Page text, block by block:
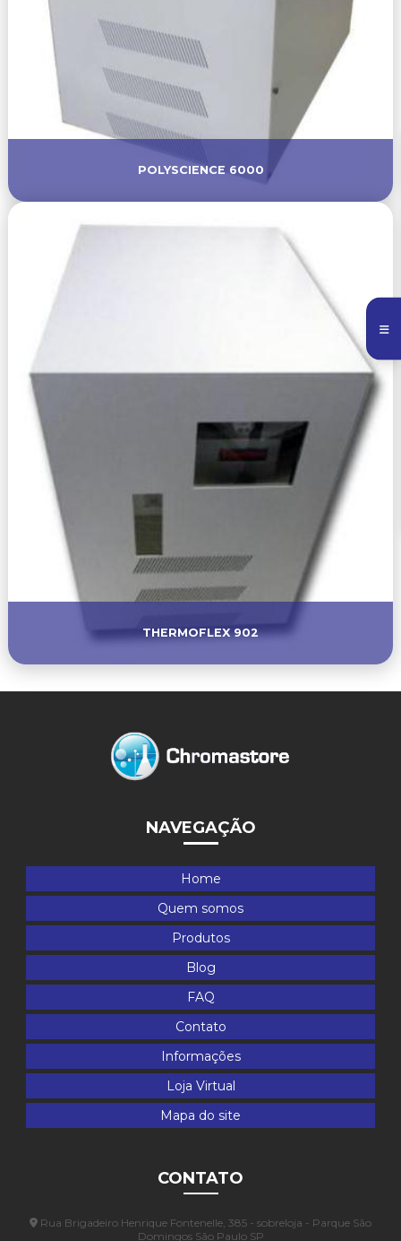
POLYSCIENCE 6000
THERMOFLEX 902
NAVEGAÇÃO
Home
Quem somos
Produtos
Blog
FAQ
Contato
Informações
Loja Virtual
Mapa do site
CONTATO
Rua Brigadeiro Henrique Fontenelle, 385 - sobreloja - Parque São
Domingos São Paulo SP